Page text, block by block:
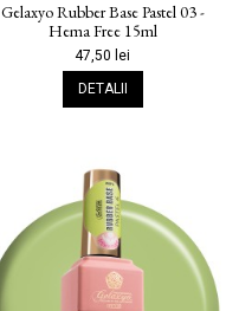
Gelaxyo Rubber Base Pastel 03 -
Hema Free 15ml
47,50 lei
DETALII